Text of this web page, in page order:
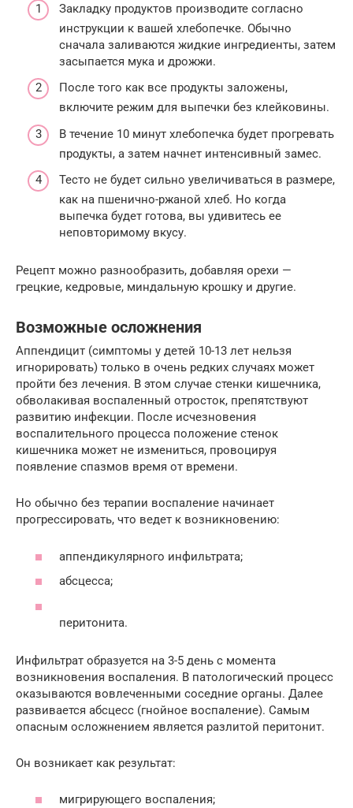
Закладку продуктов производите согласно
инструкции к вашей хлебопечке. Обычно
сначала заливаются жидкие ингредиенты, затем
засыпается мука и дрожжи.
После того как все продукты заложены,
включите режим для выпечки без клейковины.
В течение 10 минут хлебопечка будет прогревать
продукты, а затем начнет интенсивный замес.
Тесто не будет сильно увеличиваться в размере,
как на пшенично-ржаной хлеб. Но когда
выпечка будет готова, вы удивитесь ее
неповторимому вкусу.
Рецепт можно разнообразить, добавляя орехи —
грецкие, кедровые, миндальную крошку и другие.
Возможные осложнения
Аппендицит (симптомы у детей 10-13 лет нельзя
игнорировать) только в очень редких случаях может
пройти без лечения. В этом случае стенки кишечника,
обволакивая воспаленный отросток, препятствуют
развитию инфекции. После исчезновения
воспалительного процесса положение стенок
кишечника может не измениться, провоцируя
появление спазмов время от времени.
Но обычно без терапии воспаление начинает
прогрессировать, что ведет к возникновению:
аппендикулярного инфильтрата;
абсцесса;
перитонита.
Инфильтрат образуется на 3-5 день с момента
возникновения воспаления. В патологический процесс
оказываются вовлеченными соседние органы. Далее
развивается абсцесс (гнойное воспаление). Самым
опасным осложнением является разлитой перитонит.
Он возникает как результат:
мигрирующего воспаления;